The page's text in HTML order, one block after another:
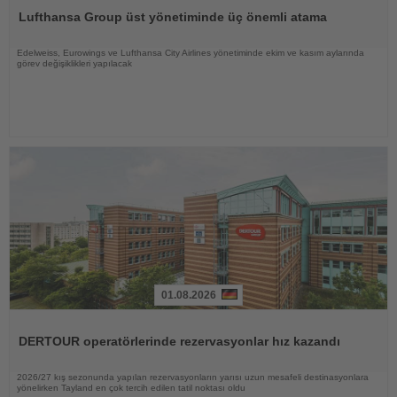
Lufthansa Group üst yönetiminde üç önemli atama
Edelweiss, Eurowings ve Lufthansa City Airlines yönetiminde ekim ve kasım aylarında
görev değişiklikleri yapılacak
01.08.2026
DERTOUR operatörlerinde rezervasyonlar hız kazandı
2026/27 kış sezonunda yapılan rezervasyonların yarısı uzun mesafeli destinasyonlara
yönelirken Tayland en çok tercih edilen tatil noktası oldu